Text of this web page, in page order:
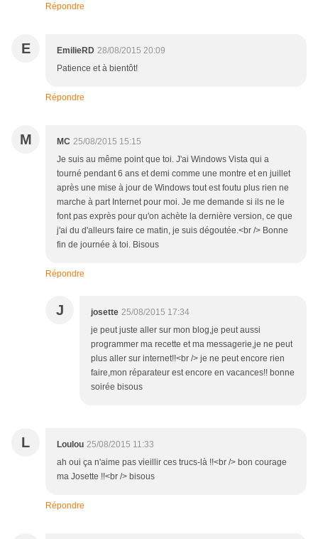
Répondre
E EmilieRD 28/08/2015 20:09
Patience et à bientôt!
Répondre
M MC 25/08/2015 15:15
Je suis au même point que toi. J'ai Windows Vista qui a
tourné pendant 6 ans et demi comme une montre et en juillet
après une mise à jour de Windows tout est foutu plus rien ne
marche à part Internet pour moi. Je me demande si ils ne le
font pas exprès pour qu'on achète la dernière version, ce que
j'ai du d'alleurs faire ce matin, je suis dégoutée.<br /> Bonne
fin de journée à toi. Bisous
Répondre
J josette 25/08/2015 17:34
je peut juste aller sur mon blog,je peut aussi
programmer ma recette et ma messagerie,je ne peut
plus aller sur internet!!<br /> je ne peut encore rien
faire,mon réparateur est encore en vacances!! bonne
soirée bisous
L Loulou 25/08/2015 11:33
ah oui ça n'aime pas vieillir ces trucs-là !!<br /> bon courage
ma Josette !!<br /> bisous
Répondre